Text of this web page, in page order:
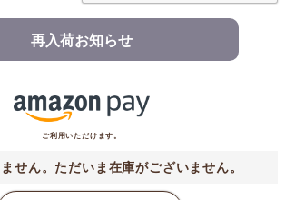
再入荷お知らせ
ご利用いただけます。
せん。ただいま在庫がございません。